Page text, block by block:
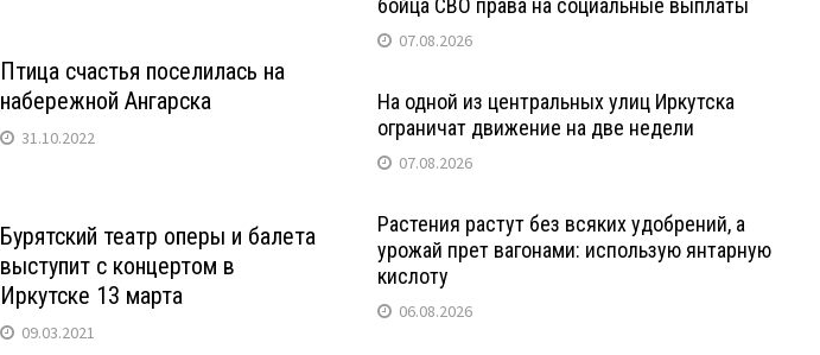
Птица счастья поселилась на
набережной Ангарска
31.10.2022
Бурятский театр оперы и балета
выступит с концертом в
Иркутске 13 марта
09.03.2021
07.08.2026
На одной из центральных улиц Иркутска
ограничат движение на две недели
07.08.2026
Растения растут без всяких удобрений, а
урожай прет вагонами: использую янтарную
кислоту
06.08.2026